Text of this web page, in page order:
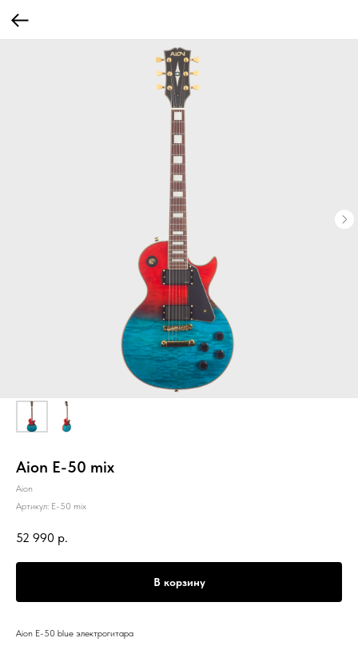
Aion E-50 mix
Aion
Артикул: E-50 mix
52 990 р.
В корзину
Aion E-50 blue электрогитара